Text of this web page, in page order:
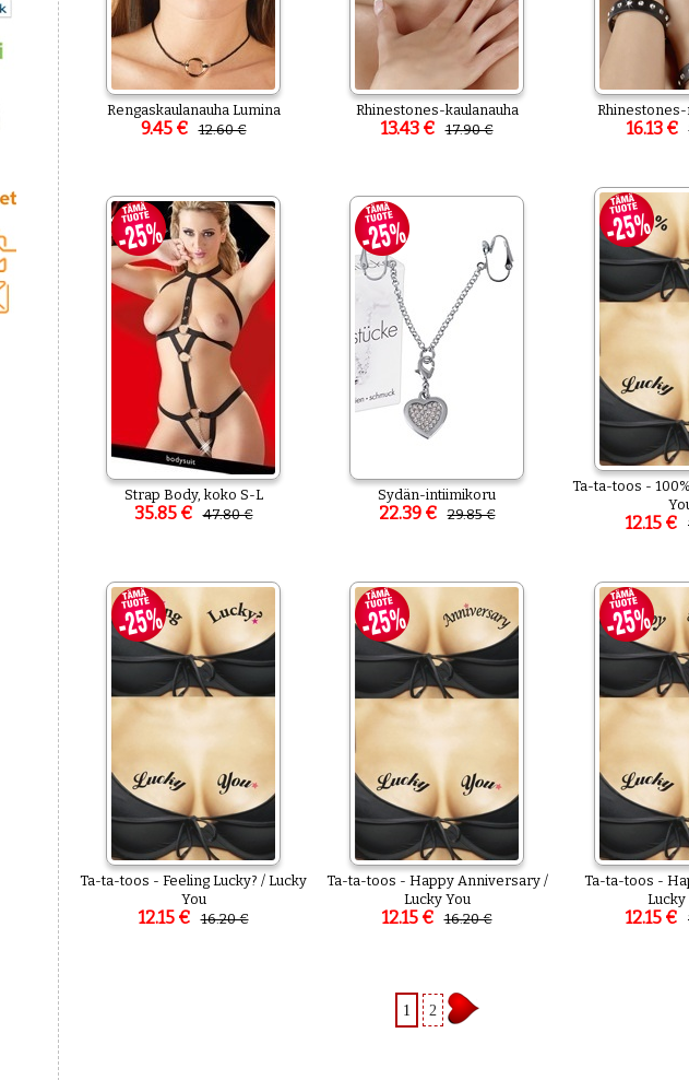
Rengaskaulanauha Lumina
9.45 € 12.60 €
Rhinestones-kaulanauha
13.43 € 17.90 € 16.13 €
Strap Body, koko S-L
35.85 € 47.80 €
Sydän-intiimikoru
22.39 € 29.85 €
Ta-ta-toos -
12.15 €
Ta-ta-toos - Feeling Lucky? / Lucky
You
12.15 € 16.20 €
Ta-ta-toos - Happy Anniversary /
Lucky You
12.15 € 16.20 €
Ta-ta-toos -
Lucky
12.15 €
1 2